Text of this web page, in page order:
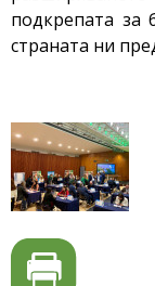
подкрепата за
страната ни